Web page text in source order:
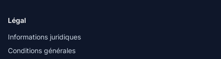
Légal
Informations juridiques
Conditions générales